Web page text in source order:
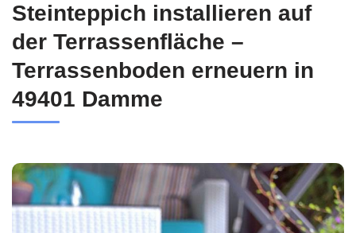
Steinteppich installieren auf
der Terrassenfläche –
Terrassenboden erneuern in
49401 Damme